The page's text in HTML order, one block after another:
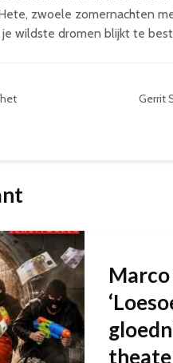
zwoele zomernachten
wildste dromen blijkt te
Gerrit